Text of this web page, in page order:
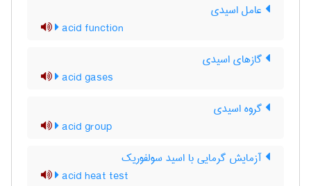
عامل اسیدی
acid function
گازهای اسیدی
acid gases
گروه اسیدی
acid group
آزمایش گرمایی با اسید سولفوریک
acid heat test